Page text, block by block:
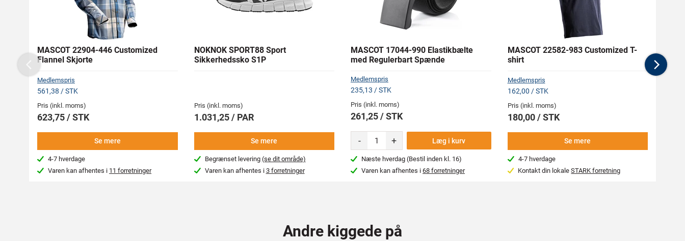
MASCOT 22904-446 Customized
Flannel Skjorte
Medlemspris
561,38 / STK
Pris (inkl. moms)
623,75 / STK
Se mere
4-7 hverdage
Varen kan afhentes i 11 forretninger
NOKNOK SPORT88 Sport
Sikkerhedssko S1P
Pris (inkl. moms)
1.031,25 / PAR
Se mere
Begrænset levering (se dit område)
Varen kan afhentes i 3 forretninger
MASCOT 17044-990 Elastikbælte
med Regulerbart Spænde
Medlemspris
235,13 / STK
Pris (inkl. moms)
261,25 / STK
- + Læg i kurv
Næste hverdag (Bestil inden kl. 16)
Varen kan afhentes i68 forretninger
MASCOT 22582-983 Customized T-
shirt
Medlemspris
162,00 / STK
Pris (inkl. moms)
180,00 / STK
Se mere
4-7 hverdage
Kontakt din lokaleSTARK forretning
Previous
Andre kiggede på